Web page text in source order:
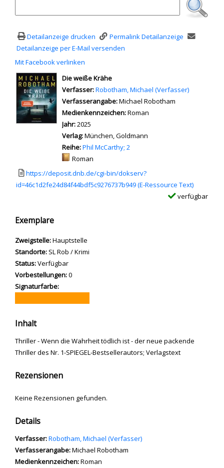
Detailanzeige drucken
Permalink Detailanzeige
Detailanzeige per E-Mail versenden
Mit Facebook verlinken
wird in neuem Tab geöffnet
Die weiße Krähe
Verfasser:Suche nach diesem Verfasser
Robotham, Michael (Verfasser)
Verfasserangabe:Michael Robotham
Medienkennzeichen:Roman
Jahr:2025
Verlag:München, Goldmann
Reihe:Phil McCarthy; 2
Mediengruppe:
Roman
Link zu einem externen Medieninhalt - wird in neuem Tab geöffnet
https://deposit.dnb.de/cgi-bin/dokserv?
id=46c1d2fe24d84f44bdf5c9276737b949 (E-Ressource Text)
verfügbar
Exemplare
Zweigstelle:Hauptstelle
Standorte: SL Rob / Krimi
Status:Verfügbar
Vorbestellungen:0
Signaturfarbe:
Inhalt
Thriller - Wenn die Wahrheit tödlich ist - der neue packende
Thriller des Nr. 1-SPIEGEL-Bestsellerautors; Verlagstext
Rezensionen
Keine Rezensionen gefunden.
Details
Verfasser:Suche nach diesem Verfasser
Robotham, Michael (Verfasser)
Verfasserangabe:Michael Robotham
Medienkennzeichen:Roman